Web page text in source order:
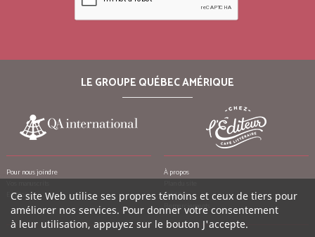
LE GROUPE QUÉBEC AMÉRIQUE
Pour nous joindre
Emplois
À propos
Crédits
Remerciements
Ce site Web utilise ses propres témoins et ceux de tiers pour
améliorer nos services. Pour donner votre consentement
à leur utilisation, appuyez sur le bouton J'accepte.